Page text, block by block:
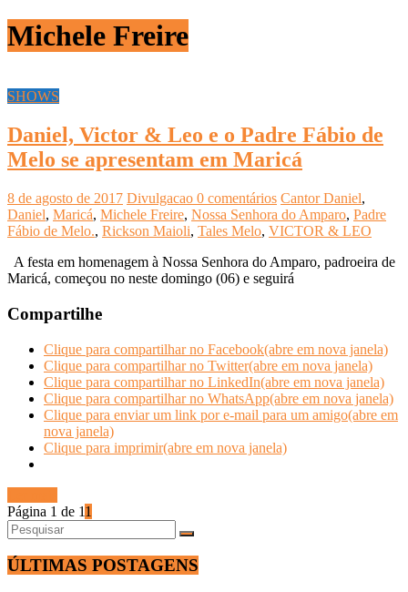
Michele Freire
SHOWS
Daniel, Victor & Leo e o Padre Fábio de
Melo se apresentam em Maricá
8 de agosto de 2017 Divulgacao 0 comentários Cantor Daniel,
Daniel, Maricá, Michele Freire, Nossa Senhora do Amparo, Padre
Fábio de Melo., Rickson Maioli, Tales Melo, VICTOR & LEO
A festa em homenagem à Nossa Senhora do Amparo, padroeira de
Maricá, começou no neste domingo (06) e seguirá
Compartilhe
Clique para compartilhar no Facebook(abre em nova janela)
Clique para compartilhar no Twitter(abre em nova janela)
Clique para compartilhar no LinkedIn(abre em nova janela)
Clique para compartilhar no WhatsApp(abre em nova janela)
Clique para enviar um link por e-mail para um amigo(abre em
nova janela)
Clique para imprimir(abre em nova janela)
Página 1 de 11
ÚLTIMAS POSTAGENS